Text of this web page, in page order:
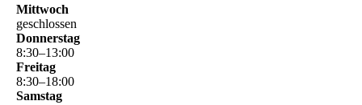
Mittwoch
geschlossen
Donnerstag
8:30–13:00
Freitag
8:30–18:00
Samstag